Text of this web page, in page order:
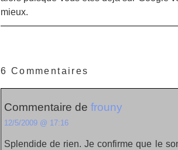
mieux.
6 Commentaires
Commentaire de frouny
12/5/2009 @ 17:16
Splendide de rien. Je confirme que le